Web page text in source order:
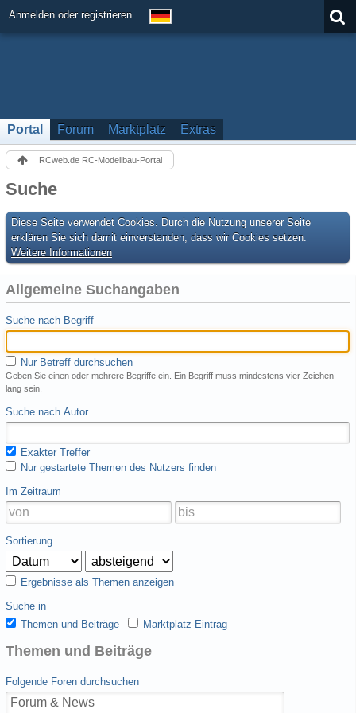
Anmelden oder registrieren
Portal Forum Marktplatz Extras
RCweb.de RC-Modellbau-Portal
Suche
Diese Seite verwendet Cookies. Durch die Nutzung unserer Seite
erklären Sie sich damit einverstanden, dass wir Cookies setzen.
Weitere Informationen
Allgemeine Suchangaben
Suche nach Begriff
Nur Betreff durchsuchen
Geben Sie einen oder mehrere Begriffe ein. Ein Begriff muss mindestens vier Zeichen
lang sein.
Suche nach Autor
Exakter Treffer
Nur gestartete Themen des Nutzers finden
Im Zeitraum
Sortierung
Ergebnisse als Themen anzeigen
Suche in
Themen und Beiträge
Marktplatz-Eintrag
Themen und Beiträge
Folgende Foren durchsuchen